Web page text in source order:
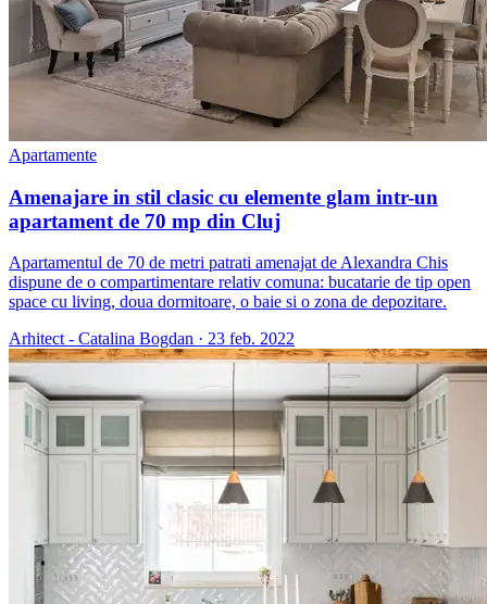
Apartamente
Amenajare in stil clasic cu elemente glam intr-un
apartament de 70 mp din Cluj
Apartamentul de 70 de metri patrati amenajat de Alexandra Chis
dispune de o compartimentare relativ comuna: bucatarie de tip open
space cu living, doua dormitoare, o baie si o zona de depozitare.
Arhitect - Catalina Bogdan · 23 feb. 2022